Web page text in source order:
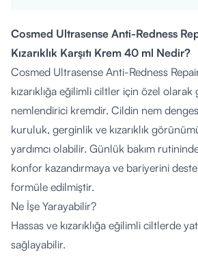
Cosmed Ultrasense Anti-Redness
Kızarıklık Karşıtı Krem 40 ml Nedir?
Cosmed Ultrasense Anti-Redness
kızarıklığa eğilimli ciltler için özel
nemlendirici kremdir. Cildin nem
kuruluk, gerginlik ve kızarıklık
yardımcı olabilir. Günlük bakım
konfor kazandırmaya ve bariyerini
formüle edilmiştir.
Ne İşe Yarayabilir?
Hassas ve kızarıklığa eğilimli ciltlerde
sağlayabilir.